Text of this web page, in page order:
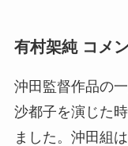
有村架純 コメ
沖田監督作品の
沙都子を演じた
ました。沖田組